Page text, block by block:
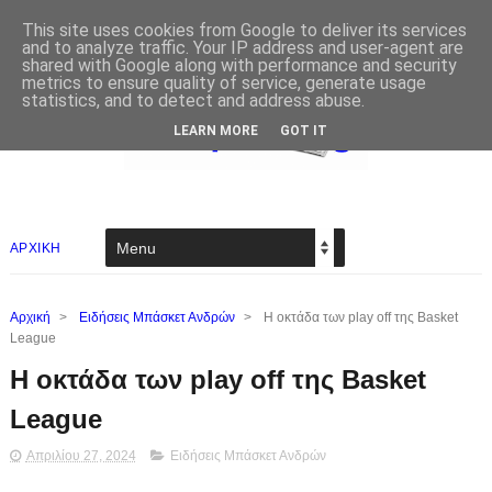
ΑΡΧΙΚΗ
Αρχική > Ειδήσεις Μπάσκετ Ανδρών >
Η οκτάδα των play off της Basket
League
Η οκτάδα των play off της Basket
League
Απριλίου 27, 2024 Ειδήσεις Μπάσκετ Ανδρών
This site uses cookies from Google to deliver its services
and to analyze traffic. Your IP address and user-agent are
shared with Google along with performance and security
metrics to ensure quality of service, generate usage
statistics, and to detect and address abuse.
LEARN MORE GOT IT